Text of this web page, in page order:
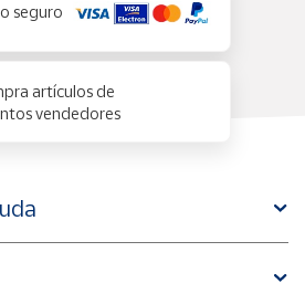
seguro
artículos de
vendedores